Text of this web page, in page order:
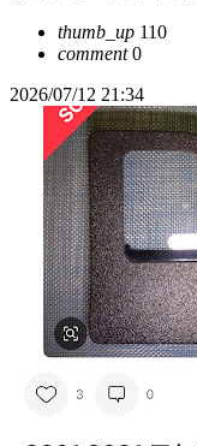
thumb_up 110
comment0
2026/07/12 21:34